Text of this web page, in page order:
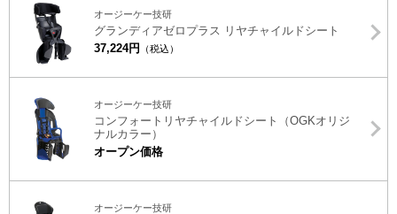
オージーケー技研
グランディアゼロプラス リヤチャイルドシート
37,224円
（税込）
オージーケー技研
コンフォートリヤチャイルドシート（OGKオリジ
ナルカラー）
オープン価格
オージーケー技研